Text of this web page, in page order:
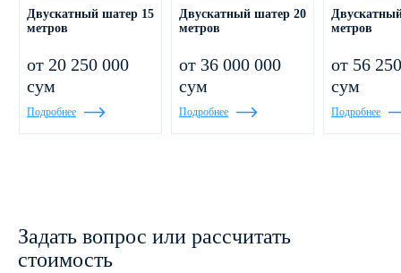
Двускатный шатер 15
метров
от 20 250 000
сум
Подробнее
Двускатный шатер 20
метров
от 36 000 000
сум
Подробнее
метров
от 56
сум
Подробнее
Задать вопрос или рассчитать
стоимость